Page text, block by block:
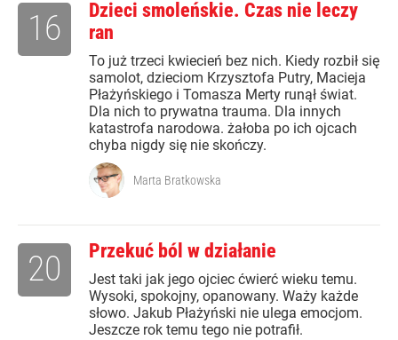
Dzieci smoleńskie. Czas nie leczy
ran
To już trzeci kwiecień bez nich. Kiedy rozbił się
samolot, dzieciom Krzysztofa Putry, Macieja
Płażyńskiego i Tomasza Merty runął świat.
Dla nich to prywatna trauma. Dla innych
katastrofa narodowa. żałoba po ich ojcach
chyba nigdy się nie skończy.
16
Marta Bratkowska
Przekuć ból w działanie
Jest taki jak jego ojciec ćwierć wieku temu.
Wysoki, spokojny, opanowany. Waży każde
słowo. Jakub Płażyński nie ulega emocjom.
Jeszcze rok temu tego nie potrafił.
20